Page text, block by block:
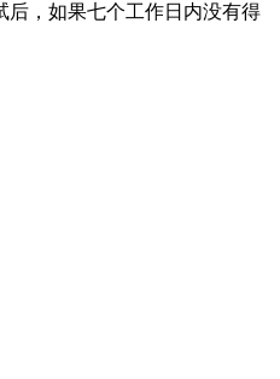
后，如果七个工作日内没有得